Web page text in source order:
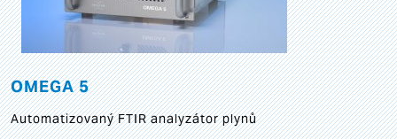
OMEGA 5
Automatizovaný FTIR analyzátor plynů